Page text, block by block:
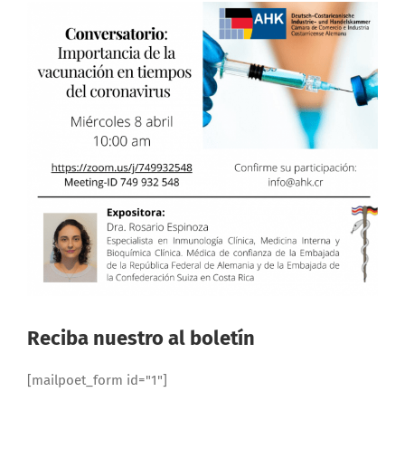
Reciba nuestro al boletín
[mailpoet_form id="1"]